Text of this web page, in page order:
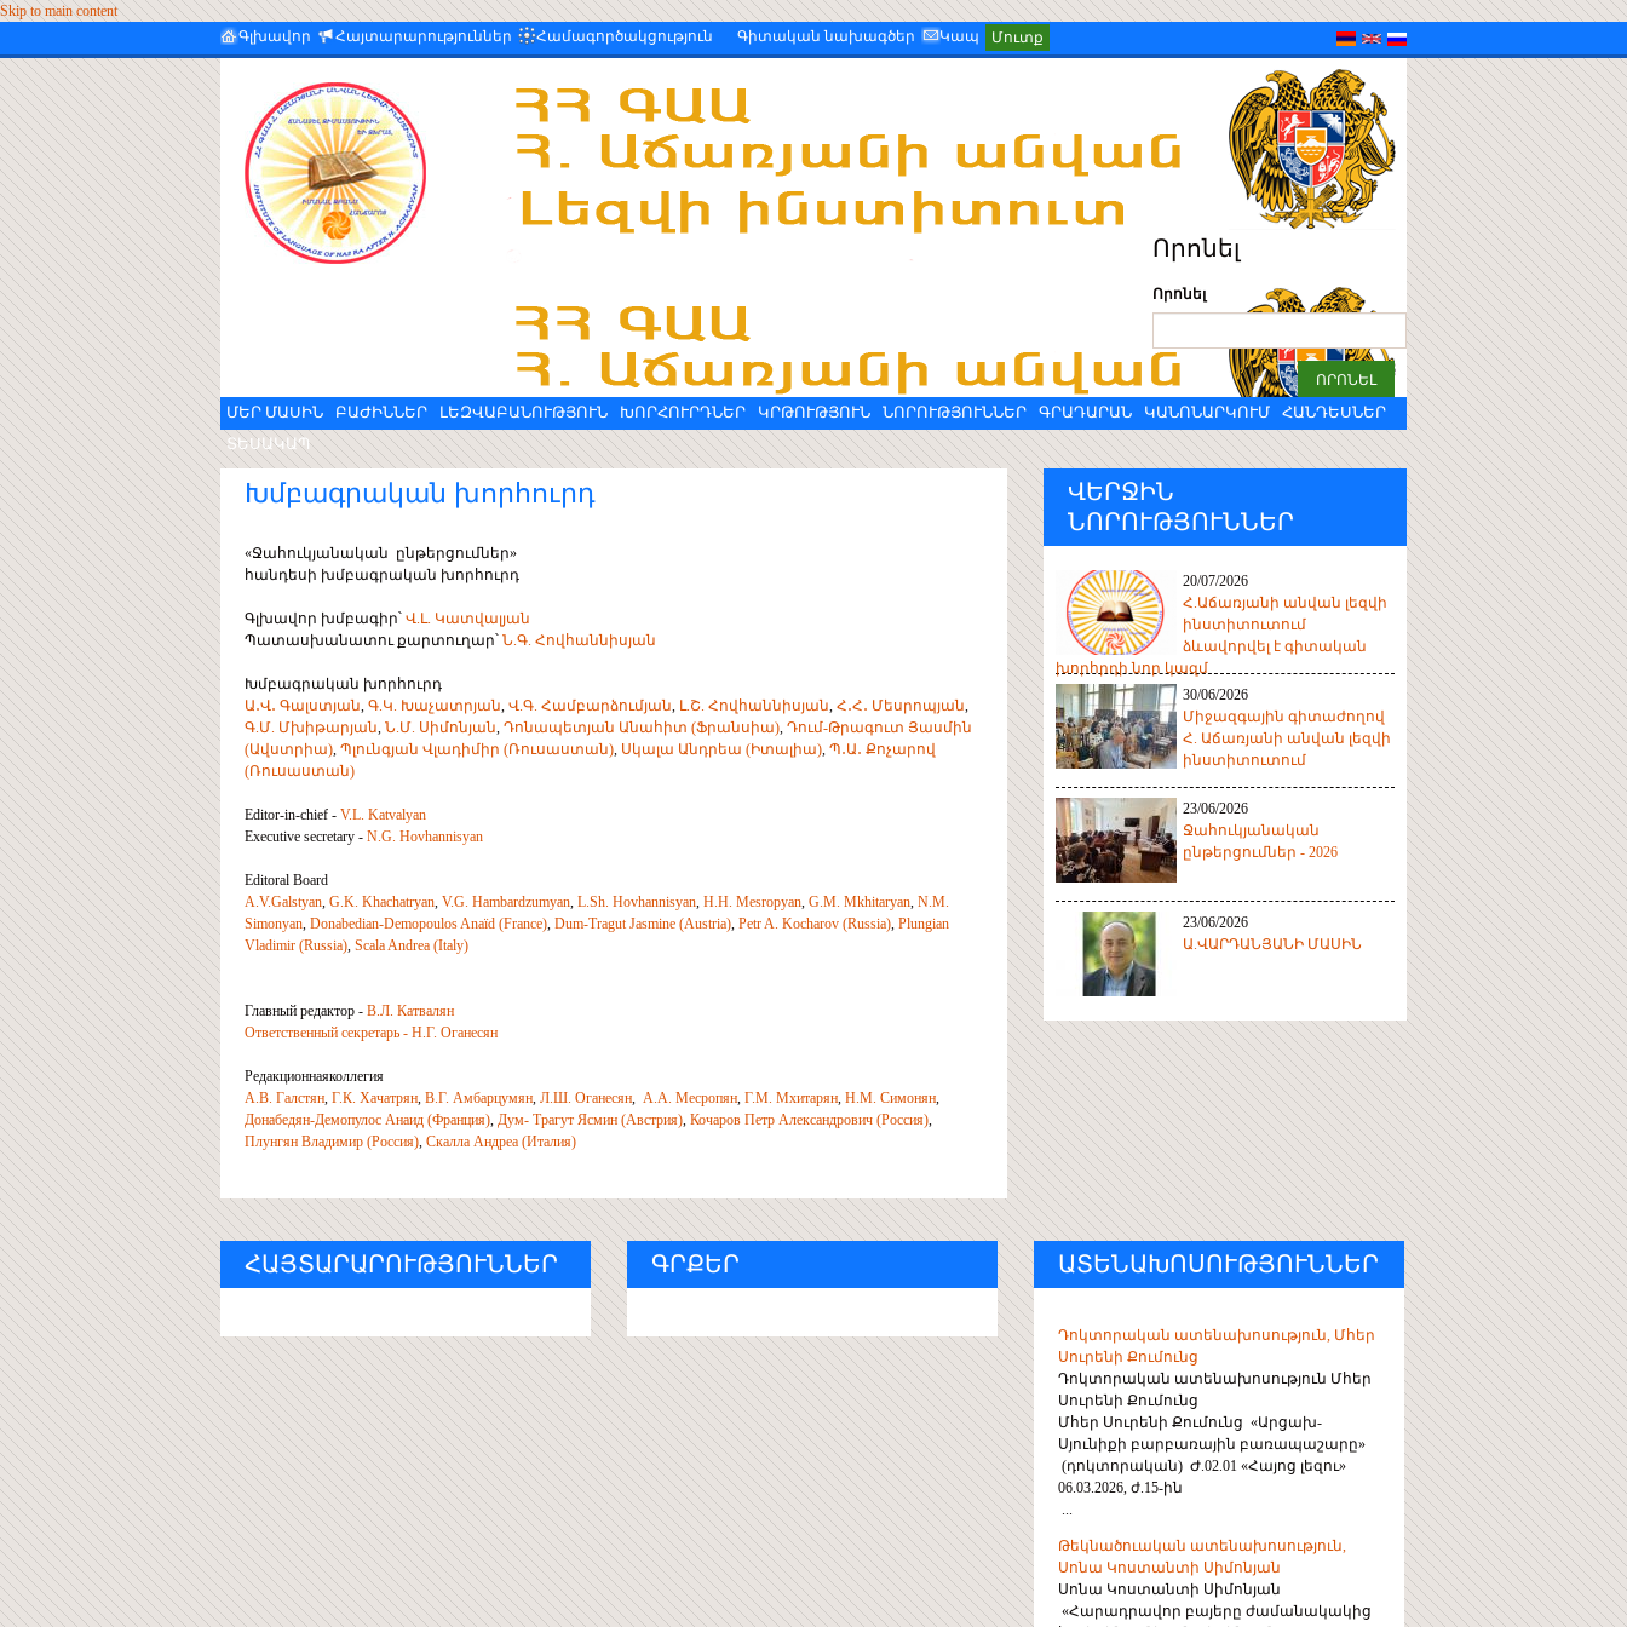
Skip to main content
Գլխավոր
Հայտարարություններ Համագործակցություն Գիտական նախագծեր Կապ Մուտք
Որոնել
Որոնել
ՄԵՐ ՄԱՍԻՆ ԲԱԺԻՆՆԵՐ ԼԵԶՎԱԲԱՆՈՒԹՅՈՒՆ ԽՈՐՀՈՒՐԴՆԵՐ ԿՐԹՈՒԹՅՈՒՆ ՆՈՐՈՒԹՅՈՒՆՆԵՐ ԳՐԱԴԱՐԱՆ ԿԱՆՈՆԱՐԿՈՒՄ
ՀԱՆԴԵՍՆԵՐ
ՏԵՍԱԿԱՊ
Խմբագրական խորհուրդ
«Ջահուկյանական ընթերցումներ»
հանդեսի խմբագրական խորհուրդ
Գլխավոր խմբագիր՝ Վ.Լ. Կատվալյան
Պատասխանատու քարտուղար՝ Ն.Գ. Հովհաննիսյան
Խմբագրական խորհուրդ
Ա․Վ․ Գալստյան, Գ.Կ. Խաչատրյան, Վ.Գ. Համբարձումյան, Լ.Շ. Հովհան­նիս­­յան, Հ․Հ․ Մեսրոպյան,
Գ.Մ. Մխիթարյան, Ն.Մ. Սիմոնյան, Դոնապետ­յան Անահիտ (Ֆրանսիա), Դում-Թրագուտ Յասմին
(Ավստրիա), Պլունգ­յան Վլադիմիր (Ռուսաստան), Սկալա Անդրեա (Իտալիա), Պ․Ա․ Քոչարով
(Ռուսաստան)
Editor-in-chief - V.L. Katvalyan
Executive secretary - N.G. Hovhannisyan
Editoral Board
A.V.Galstyan, G.K. Khachatryan, V.G. Hambardzumyan, L.Sh. Hovhannisyan, H.H. Mesropyan, G.M. Mkhitaryan, N.M.
Simonyan, Donabedian-Demopoulos Anaïd (France), Dum-Tragut Jasmine (Austria), Petr A. Kocharov (Russia), Plungian
Vladimir (Russia), Scala Andrea (Italy)
Главный редактор - В.Л. Катвалян
Ответственный секретарь - Н.Г. Оганесян
Редакционнаяколлегия
А.В. Галстян, Г.К. Хачатрян, В.Г. Амбарцумян, Л.Ш. Оганесян, А.А. Месро­п­­ян, Г.М. Мхитарян, Н.М. Симонян,
Донабедян-Демопулос Анаид (Фран­ция), Дум- Трагут Ясмин (Австрия), Кочаров Петр Александрович (Россия),
Плунгян Владимир (Россия), Скалла Андреа (Италия)
ՎԵՐՋԻՆ
ՆՈՐՈՒԹՅՈՒՆՆԵՐ
20/07/2026
Հ.Աճառյանի անվան լեզվի
ինստիտուտում
ձևավորվել է գիտական
խորհրդի նոր կազմ
30/06/2026
Միջազգային գիտաժողով
Հ. Աճառյանի անվան լեզվի
ինստիտուտում
23/06/2026
Ջահուկյանական
ընթերցումներ - 2026
23/06/2026
Ա.ՎԱՐԴԱՆՅԱՆԻ ՄԱՍԻՆ
ՀԱՅՏԱՐԱՐՈՒԹՅՈՒՆՆԵՐ ԳՐՔԵՐ ԱՏԵՆԱԽՈՍՈՒԹՅՈՒՆՆԵՐ
Դոկտորական ատենախոսություն, Մհեր
Սուրենի Քումունց
Դոկտորական ատենախոսություն Մհեր
Սուրենի Քումունց
Մհեր Սուրենի Քումունց «Արցախ-
Սյունիքի բարբառային բառապաշարը»
(դոկտորական) Ժ.02.01 «Հայոց լեզու»
06.03.2026, ժ.15-ին
...
Թեկնածուական ատենախոսություն,
Սոնա Կոստանտի Սիմոնյան
Սոնա Կոստանտի Սիմոնյան
«Հարադրավոր բայերը ժամանակակից